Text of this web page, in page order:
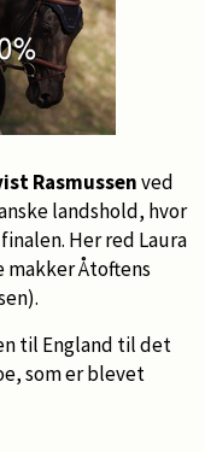
Rasmussenved
landshold, hvor
Her red Laura
makker Åtoftens
til England til det
som er blevet